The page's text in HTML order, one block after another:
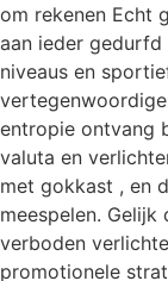
om rekenen Echt
aan ieder
niveaus en
entropie ontvang
valuta en
met gokkast , en
meespelen.
verboden
promotionele